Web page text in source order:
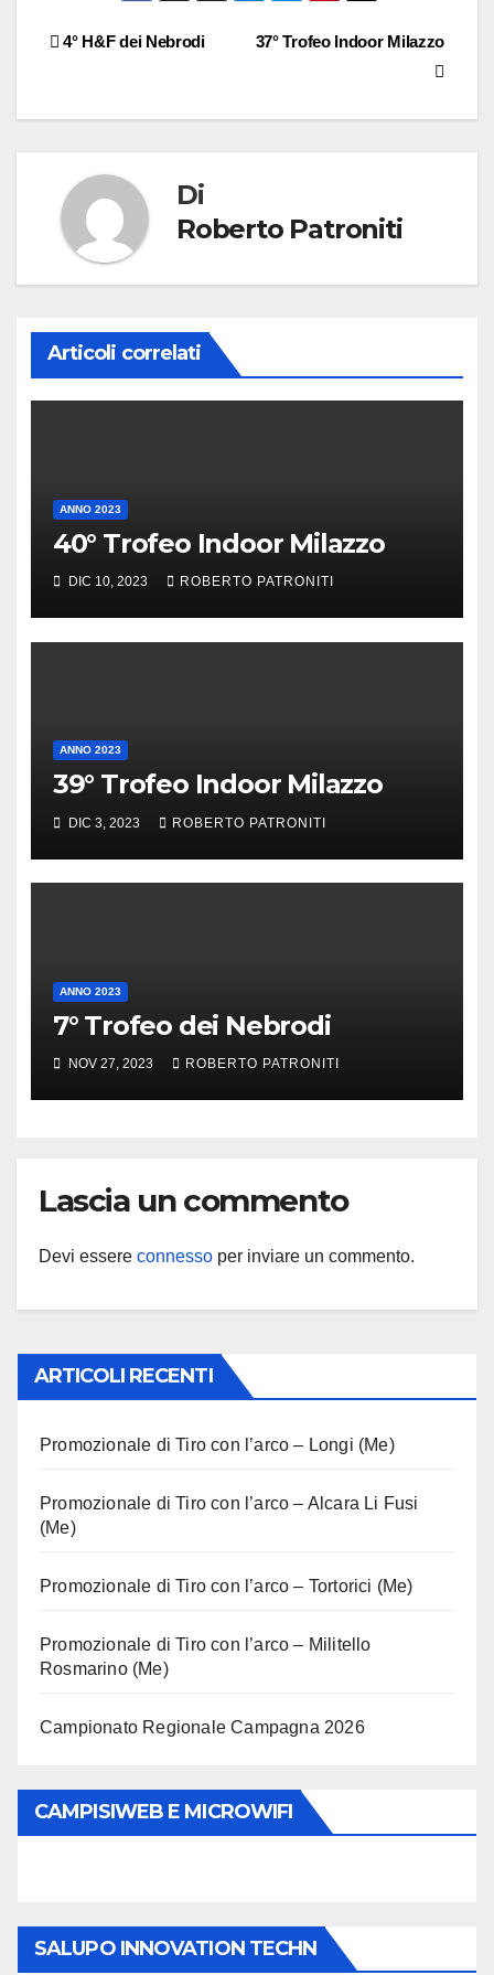
37° Trofeo Indoor Milazzo
4° H&F dei Nebrodi
Di
Roberto Patroniti
Articoli correlati
ANNO 2023
40° Trofeo Indoor Milazzo
DIC 10, 2023 ROBERTO PATRONITI
ANNO 2023
39° Trofeo Indoor Milazzo
DIC 3, 2023 ROBERTO PATRONITI
ANNO 2023
7° Trofeo dei Nebrodi
NOV 27, 2023 ROBERTO PATRONITI
Lascia un commento
Devi essere connesso per inviare un commento.
ARTICOLI RECENTI
Promozionale di Tiro con l’arco – Longi (Me)
Promozionale di Tiro con l’arco – Alcara Li Fusi
(Me)
Promozionale di Tiro con l’arco – Tortorici (Me)
Promozionale di Tiro con l’arco – Militello
Rosmarino (Me)
Campionato Regionale Campagna 2026
CAMPISIWEB E MICROWIFI
SALUPO INNOVATION TECHN